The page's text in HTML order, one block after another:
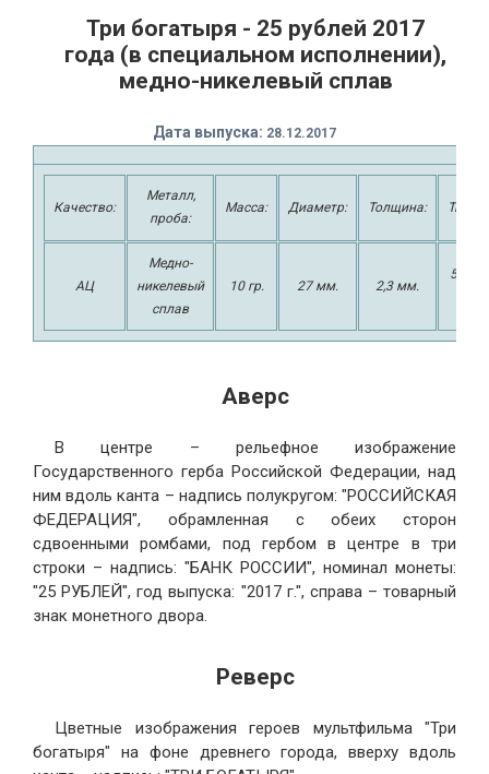
Три богатыря - 25 рублей 2017
года (в специальном исполнении),
медно-никелевый сплав
Дата выпуска: 28.12.2017
Качество:
Металл,
проба:
Масса: Диаметр: Толщина: Тираж:
АЦ
Медно-
никелевый
сплав
10 гр. 27 мм. 2,3 мм.
50000
Аверс
В центре – рельефное изображение
Государственного герба Российской Федерации, над
ним вдоль канта – надпись полукругом: "РОССИЙСКАЯ
ФЕДЕРАЦИЯ", обрамленная с обеих сторон
сдвоенными ромбами, под гербом в центре в три
строки – надпись: "БАНК РОССИИ", номинал монеты:
"25 РУБЛЕЙ", год выпуска: "2017 г.", справа – товарный
знак монетного двора.
Реверс
Цветные изображения героев мультфильма "Три
богатыря" на фоне древнего города, вверху вдоль